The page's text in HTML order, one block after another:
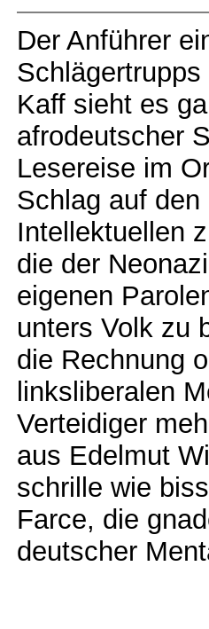
Der Anführer
Kaff sieht es
afrodeutscher
Lesereise im
Schlag auf
Intellektuellen
die der
eigenen
unters Volk zu
die Rechnung
linksliberalen
Verteidiger
aus Edelmut
schrille wie
Farce, die
deutscher